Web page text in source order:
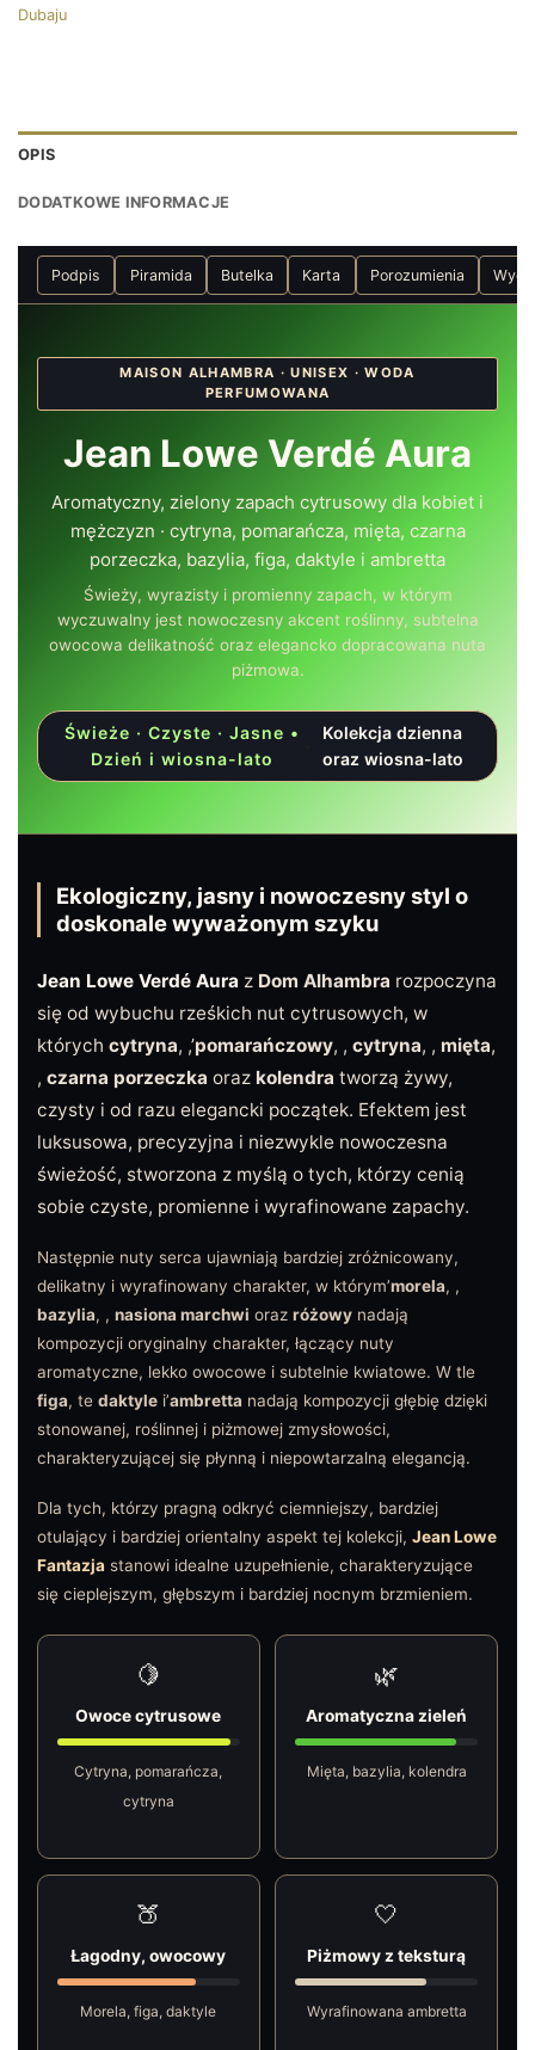
Dubaju
OPIS
DODATKOWE INFORMACJE
Podpis Piramida Butelka Karta Porozumienia
MAISON ALHAMBRA · UNISEX · WODA
PERFUMOWANA
Jean Lowe Verdé Aura
Aromatyczny, zielony zapach cytrusowy dla kobiet i
mężczyzn · cytryna, pomarańcza, mięta, czarna
porzeczka, bazylia, figa, daktyle i ambretta
Świeży, wyrazisty i promienny zapach, w którym
wyczuwalny jest nowoczesny akcent roślinny, subtelna
owocowa delikatność oraz elegancko dopracowana nuta
piżmowa.
Świeże · Czyste · Jasne •
Dzień i wiosna-lato
Kolekcja dzienna
oraz wiosna-lato
Ekologiczny, jasny i nowoczesny styl o
doskonale wyważonym szyku
Jean Lowe Verdé Aura z Dom Alhambra rozpoczyna
się od wybuchu rześkich nut cytrusowych, w
których cytryna, ,’pomarańczowy, , cytryna, , mięta,
, czarna porzeczka oraz kolendra tworzą żywy,
czysty i od razu elegancki początek. Efektem jest
luksusowa, precyzyjna i niezwykle nowoczesna
świeżość, stworzona z myślą o tych, którzy cenią
sobie czyste, promienne i wyrafinowane zapachy.
Następnie nuty serca ujawniają bardziej zróżnicowany,
delikatny i wyrafinowany charakter, w którym’morela, ,
bazylia, , nasiona marchwi oraz różowy nadają
kompozycji oryginalny charakter, łączący nuty
aromatyczne, lekko owocowe i subtelnie kwiatowe. W tle
figa, te daktyle i’ambretta nadają kompozycji głębię dzięki
stonowanej, roślinnej i piżmowej zmysłowości,
charakteryzującej się płynną i niepowtarzalną elegancją.
Dla tych, którzy pragną odkryć ciemniejszy, bardziej
otulający i bardziej orientalny aspekt tej kolekcji, Jean Lowe
Fantazja stanowi idealne uzupełnienie, charakteryzujące
się cieplejszym, głębszym i bardziej nocnym brzmieniem.
🍋
Owoce cytrusowe
Cytryna, pomarańcza,
cytryna
🌿
Aromatyczna zieleń
Mięta, bazylia, kolendra
🍑
Łagodny, owocowy
Morela, figa, daktyle
🤍
Piżmowy z teksturą
Wyrafinowana ambretta